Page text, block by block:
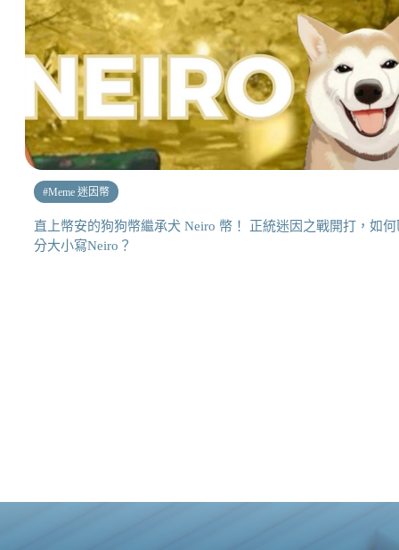
#Meme 迷因幣
直上幣安的狗狗幣繼承犬 Neiro 幣！ 正統迷因之戰開打，如何
分大小寫Neiro？